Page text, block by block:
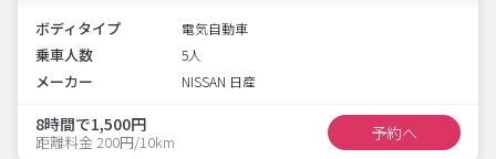
ボディタイプ 電気自動車
乗車人数 5人
メーカー NISSAN 日産
8時間で1,500円
距離料金 200円/10km 予約へ